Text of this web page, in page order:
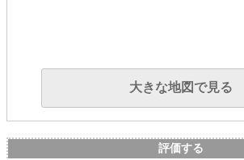
大きな地図で見る
評価する